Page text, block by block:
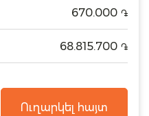
670.000 ֏
68.815.700 ֏
Ուղարկել հայտ